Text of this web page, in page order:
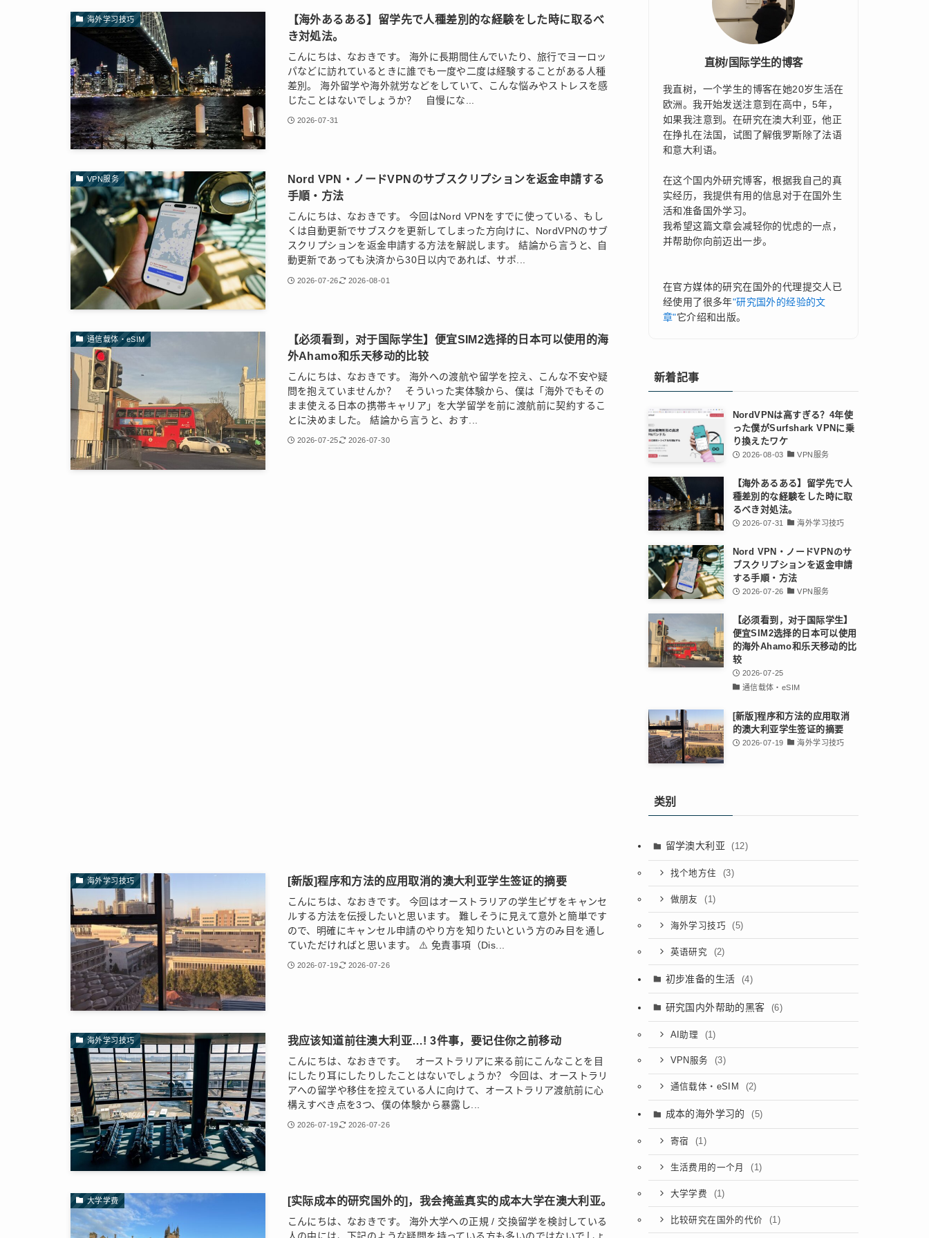
海外学习技巧
【海外あるある】留学先で人種差別的な経験をした時に取るべ
き対処法。
こんにちは、なおきです。 海外に長期間住んでいたり、旅行でヨーロッ
パなどに訪れているときに誰でも一度や二度は経験することがある人種
差別。 海外留学や海外就労などをしていて、こんな悩みやストレスを感
じたことはないでしょうか？ 自慢にな...
2026-07-31
VPN服务
Nord VPN・ノードVPNのサブスクリプションを返金申請する
手順・方法
こんにちは、なおきです。 今回はNord VPNをすでに使っている、もし
くは自動更新でサブスクを更新してしまった方向けに、NordVPNのサブ
スクリプションを返金申請する方法を解説します。 結論から言うと、自
動更新であっても決済から30日以内であれば、サポ...
2026-07-26 2026-08-01
通信载体・eSIM
【必须看到，对于国际学生】便宜SIM2选择的日本可以使用的海
外Ahamo和乐天移动的比较
こんにちは、なおきです。 海外への渡航や留学を控え、こんな不安や疑
問を抱えていませんか？ そういった実体験から、僕は「海外でもその
まま使える日本の携帯キャリア」を大学留学を前に渡航前に契約するこ
とに決めました。 結論から言うと、おす...
2026-07-25 2026-07-30
海外学习技巧 [新版]程序和方法的应用取消的澳大利亚学生签证的摘要
こんにちは、なおきです。 今回はオーストラリアの学生ビザをキャンセ
ルする方法を伝授したいと思います。 難しそうに見えて意外と簡単です
ので、明確にキャンセル申請のやり方を知りたいという方のみ目を通し
ていただければと思います。 ⚠️ 免責事項（Dis...
2026-07-19 2026-07-26
海外学习技巧 我应该知道前往澳大利亚…! 3件事，要记住你之前移动
こんにちは、なおきです。 オーストラリアに来る前にこんなことを目
にしたり耳にしたりしたことはないでしょうか？ 今回は、オーストラリ
アへの留学や移住を控えている人に向けて、オーストラリア渡航前に心
構えすべき点を3つ、僕の体験から暴露し...
2026-07-19 2026-07-26
大学学费 [实际成本的研究国外的]，我会掩盖真实的成本大学在澳大利亚。
こんにちは、なおきです。 海外大学への正規 / 交換留学を検討している
人の中には、下記のような疑問を持っている方も多いのではないでしょ
直树/国际学生的博客
我直树，一个学生的博客在她20岁生活在
欧洲。我开始发送注意到在高中，5年，
如果我注意到。在研究在澳大利亚，他正
在挣扎在法国，试图了解俄罗斯除了法语
和意大利语。
在这个国内外研究博客，根据我自己的真
实经历，我提供有用的信息对于在国外生
活和准备国外学习。
我希望这篇文章会减轻你的忧虑的一点，
并帮助你向前迈出一步。
在官方媒体的研究在国外的代理提交人已
经使用了很多年"研究国外的经验的文
章"它介绍和出版。
新着記事
NordVPNは高すぎる？4年使
った僕がSurfshark VPNに乗
り換えたワケ
2026-08-03 VPN服务
【海外あるある】留学先で人
種差別的な経験をした時に取
るべき対処法。
2026-07-31 海外学习技巧
Nord VPN・ノードVPNのサ
ブスクリプションを返金申請
する手順・方法
2026-07-26 VPN服务
【必须看到，对于国际学生】
便宜SIM2选择的日本可以使用
的海外Ahamo和乐天移动的比
较
2026-07-25
通信载体・eSIM
[新版]程序和方法的应用取消
的澳大利亚学生签证的摘要
2026-07-19 海外学习技巧
类别
留学澳大利亚 (12)
找个地方住 (3)
做朋友 (1)
海外学习技巧 (5)
英语研究 (2)
初步准备的生活 (4)
研究国内外帮助的黑客 (6)
AI助理 (1)
VPN服务 (3)
通信载体・eSIM (2)
成本的海外学习的 (5)
寄宿 (1)
生活费用的一个月 (1)
大学学费 (1)
比较研究在国外的代价 (1)